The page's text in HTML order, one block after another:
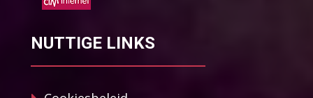
NUTTIGE LINKS